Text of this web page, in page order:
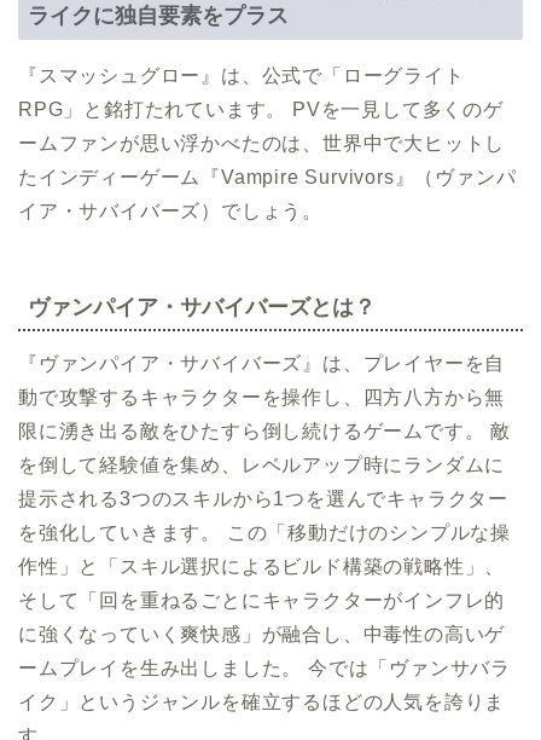
ライクに独自要素をプラス
『スマッシュグロー』は、公式で「ローグライト
RPG」と銘打たれています。 PVを一見して多くのゲ
ームファンが思い浮かべたのは、世界中で大ヒットし
たインディーゲーム『Vampire Survivors』（ヴァンパ
イア・サバイバーズ）でしょう。
ヴァンパイア・サバイバーズとは？
『ヴァンパイア・サバイバーズ』は、プレイヤーを自
動で攻撃するキャラクターを操作し、四方八方から無
限に湧き出る敵をひたすら倒し続けるゲームです。 敵
を倒して経験値を集め、レベルアップ時にランダムに
提示される3つのスキルから1つを選んでキャラクター
を強化していきます。 この「移動だけのシンプルな操
作性」と「スキル選択によるビルド構築の戦略性」、
そして「回を重ねるごとにキャラクターがインフレ的
に強くなっていく爽快感」が融合し、中毒性の高いゲ
ームプレイを生み出しました。 今では「ヴァンサバラ
イク」というジャンルを確立するほどの人気を誇りま
す。